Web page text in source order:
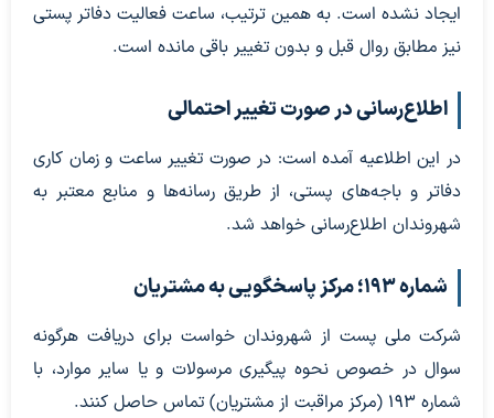
ایجاد نشده است. به همین ترتیب، ساعت فعالیت دفاتر پستی
نیز مطابق روال قبل و بدون تغییر باقی مانده است.
اطلاع‌رسانی در صورت تغییر احتمالی
در این اطلاعیه آمده است: در صورت تغییر ساعت و زمان کاری
دفاتر و باجه‌های پستی، از طریق رسانه‌ها و منابع معتبر به
شهروندان اطلاع‌رسانی خواهد شد.
شماره ۱۹۳؛ مرکز پاسخگویی به مشتریان
شرکت ملی پست از شهروندان خواست برای دریافت هرگونه
سوال در خصوص نحوه پیگیری مرسولات و یا سایر موارد، با
شماره ۱۹۳ (مرکز مراقبت از مشتریان) تماس حاصل کنند.